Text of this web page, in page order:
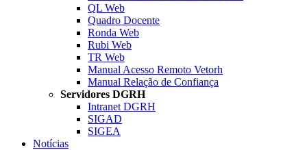
QL Web
Quadro Docente
Ronda Web
Rubi Web
TR Web
Manual Acesso Remoto Vetorh
Manual Relação de Confiança
Servidores DGRH
Intranet DGRH
SIGAD
SIGEA
Notícias